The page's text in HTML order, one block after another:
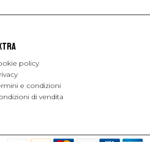
policy
e condizioni
di vendita